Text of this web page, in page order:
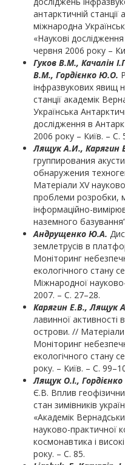
антарктичній
міжнародна
«Наукові
червня 2006 року –
Гуков В.М., Качалін
В.М., Гордієнко Ю.О.
інфразвукових явищ
станції академік
Українська
дослідження в
2006 року – Київ. – С.
Лящук А.И., Карягин
группирования
обнаружения
Матеріали XV
проблеми розробки,
інформаційно-
наземного
Андрущенко Ю.А.
землетрусів в
Моніторинг
екологічного стану
Міжнародної
2007. – С. 27–28.
Карягин Е.В., Лящук
лавинної активності
острови. //
Моніторинг
екологічного стану
року. – Київ. – С.
Лящук О.І.,
Є.В. Вплив
стан зимівників
«Академік
науково-практичної
космонавтика і
року. – С. 85.